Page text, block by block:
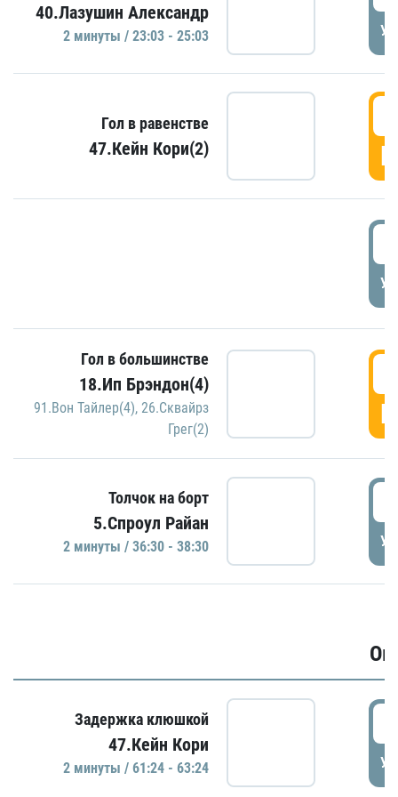
40.Лазушин Александр
2 минуты / 23:03 - 25:03
Гол в равенстве
47.Кейн Кори(2)
Гол в большинстве
18.Ип Брэндон(4)
91.Вон Тайлер(4), 26.Сквайрз
Грег(2)
Толчок на борт
5.Спроул Райан
2 минуты / 36:30 - 38:30
Задержка клюшкой
47.Кейн Кори
2 минуты / 61:24 - 63:24